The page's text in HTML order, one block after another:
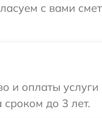
с вами
и оплаты
до 3 лет.